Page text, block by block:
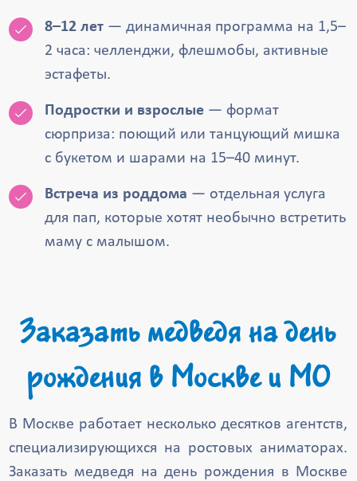
8–12 лет — динамичная программа на 1,5–
2 часа: челленджи, флешмобы, активные
эстафеты.
Подростки и взрослые — формат
сюрприза: поющий или танцующий мишка
с букетом и шарами на 15–40 минут.
Встреча из роддома — отдельная услуга
для пап, которые хотят необычно встретить
маму с малышом.
Заказать медведя на день
рождения в Москве и МО
В Москве работает несколько десятков агентств,
специализирующихся на ростовых аниматорах.
Заказать медведя на день рождения в Москве